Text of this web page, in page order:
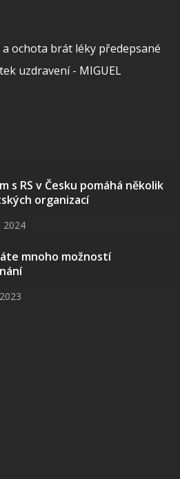
ochota brát léky předepsané
uzdravení - MIGUEL
s RS v Česku pomáhá několik
organizací
2024
mnoho možností